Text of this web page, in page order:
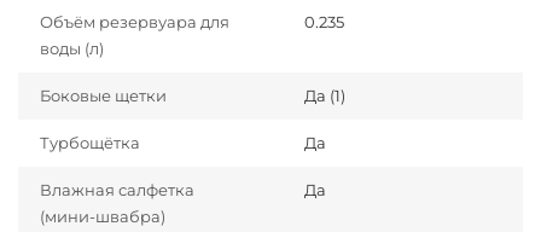
Объём резервуара для
воды (л)
0.235
Боковые щетки Да (1)
Турбощётка Да
Влажная салфетка
(мини-швабра)
Да